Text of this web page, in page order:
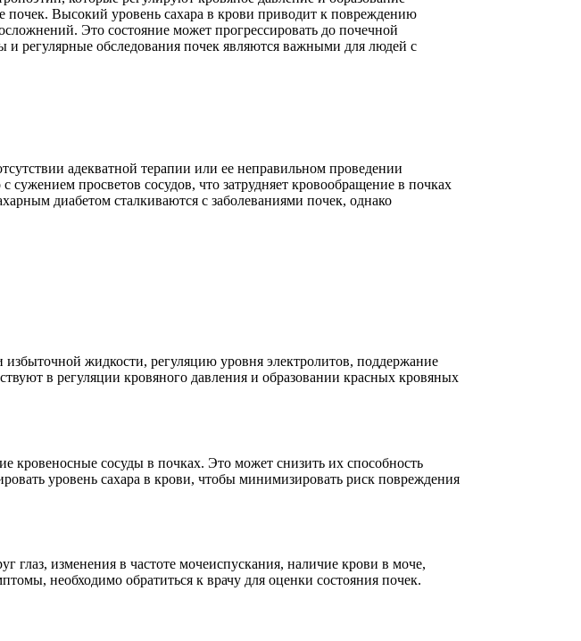
почек. Высокий уровень сахара в крови приводит к повреждению
Это состояние может прогрессировать до почечной
и регулярные обследования почек являются важными для людей с
адекватной терапии или ее неправильном проведении
сужением просветов сосудов, что затрудняет кровообращение в почках
диабетом сталкиваются с заболеваниями почек, однако
жидкости, регуляцию уровня электролитов, поддержание
в регуляции кровяного давления и образовании красных кровяных
кровеносные сосуды в почках. Это может снизить их способность
уровень сахара в крови, чтобы минимизировать риск повреждения
изменения в частоте мочеиспускания, наличие крови в моче,
необходимо обратиться к врачу для оценки состояния почек.